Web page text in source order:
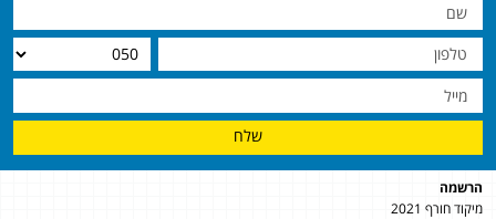
שלח
הרשמה
מיקוד חורף 2021